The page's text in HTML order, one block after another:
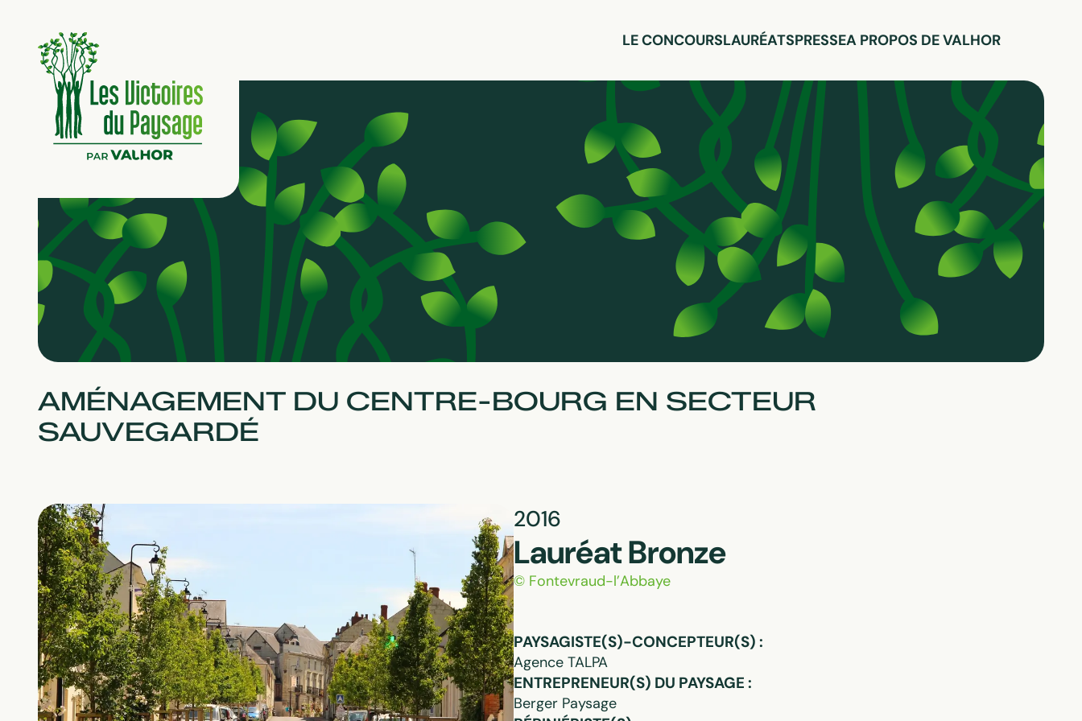
LE CONCOURSLAURÉATSPRESSEA PROPOS DE VALHOR
AMÉNAGEMENT DU CENTRE-BOURG EN SECTEUR
SAUVEGARDÉ
2016
Lauréat Bronze
© Fontevraud-l’Abbaye
PAYSAGISTE(S)-CONCEPTEUR(S) :
Agence TALPA
ENTREPRENEUR(S) DU PAYSAGE :
Berger Paysage